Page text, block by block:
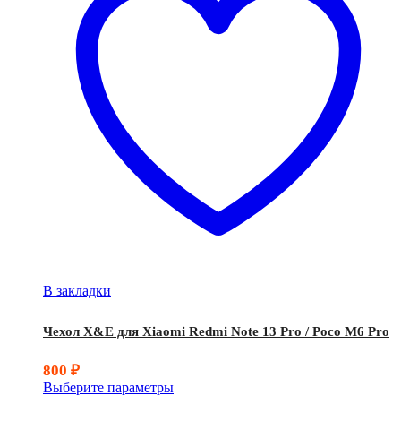
В закладки
Чехол X&E для Xiaomi Redmi Note 13 Pro / Poco M6 Pro
800 ₽
Выберите параметры